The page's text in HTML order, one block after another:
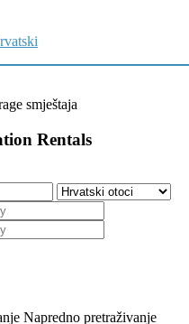
smještaja
Rentals
Napredno pretraživanje